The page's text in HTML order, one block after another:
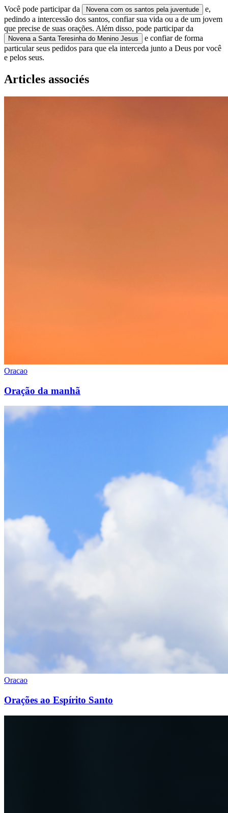
Você pode participar da Novena com os santos pela juventude
e,
pedindo a intercessão dos santos, confiar sua vida ou a de um jovem
que precise de suas orações. Além disso, pode participar da
Novena a Santa Teresinha do Menino Jesus
e confiar de forma
particular seus pedidos para que ela interceda junto a Deus por você
e pelos seus.
Articles associés
Oracao
Oração da manhã
Oracao
Orações ao Espírito Santo